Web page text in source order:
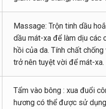
Massage: Trộn tinh dầu
dầu mát-xa để làm dịu các
hồi của da. Tính chất
trở nên tuyệt vời để mát-xa.
Tẩm vào bông : xua đuổi
hương có thể được sử